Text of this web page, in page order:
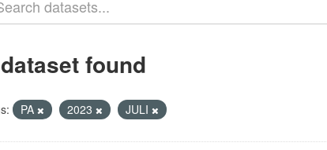
found
PA 2023 JULI